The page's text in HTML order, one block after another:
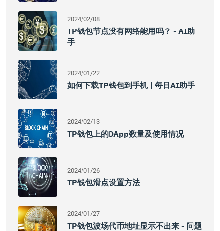
2024/02/08
TP钱包节点没有网络能用吗？ - AI助
手
2024/01/22
如何下载TP钱包到手机 | 每日AI助手
2024/02/13
TP钱包上的DApp数量及使用情况
2024/01/26
TP钱包滑点设置方法
2024/01/27
TP钱包波场代币地址显示不出来 - 问题